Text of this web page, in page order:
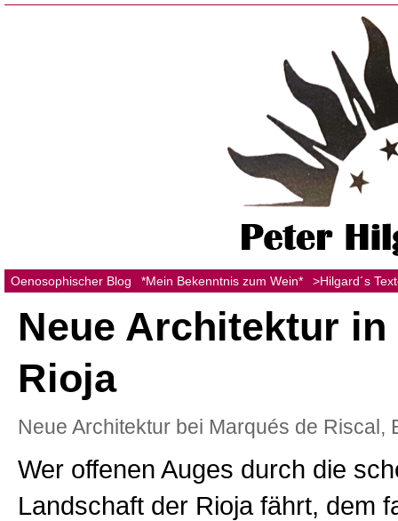
Oenosophischer Blog *Mein Bekenntnis zum Wein* >Hilgard´s
Neue Architektur in
Rioja
Neue Architektur bei Marqués de Riscal,
Wer offenen Auges durch die
Landschaft der Rioja fährt, dem